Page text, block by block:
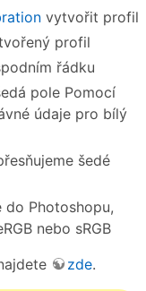
vytvořit profil
profil
řádku
pole Pomocí
údaje pro bílý
šedé
do Photoshopu,
nebo sRGB
zde.